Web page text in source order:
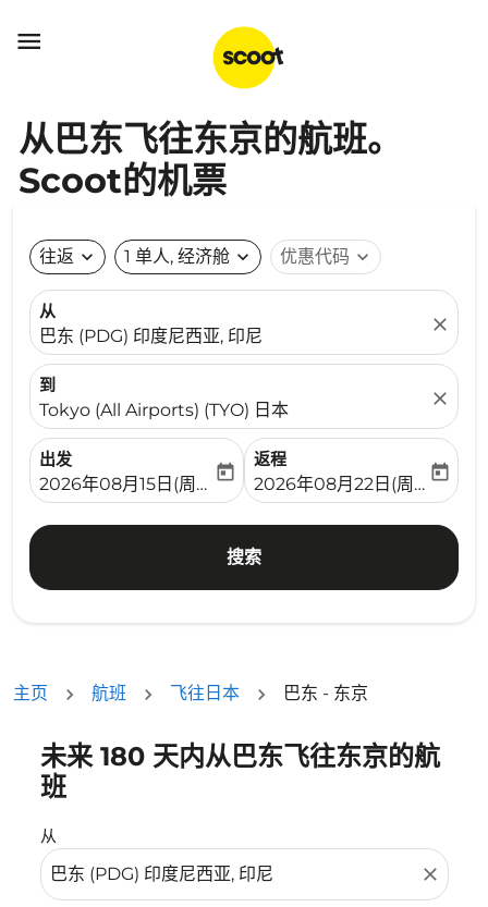

从巴东飞往东京的航班。
Scoot的机票
往返 expand_more 1 单人, 经济舱 expand_more 优惠代码 expand_more
从
巴东 (PDG) 印度尼西亚, 印尼
close
到
Tokyo (All Airports) (TYO) 日本
close
出发
fc-booking-departure-date-aria-label
2026年08月15日(周六)
today
返程
fc-booking-return-date-
2026年08月22日(周六)
today
搜索
主页 航班 飞往日本 巴东 - 东京
未来 180 天内从巴东飞往东京的航
班
从
close
没有符合您的筛选条件的机票。请调整您的筛选条件。